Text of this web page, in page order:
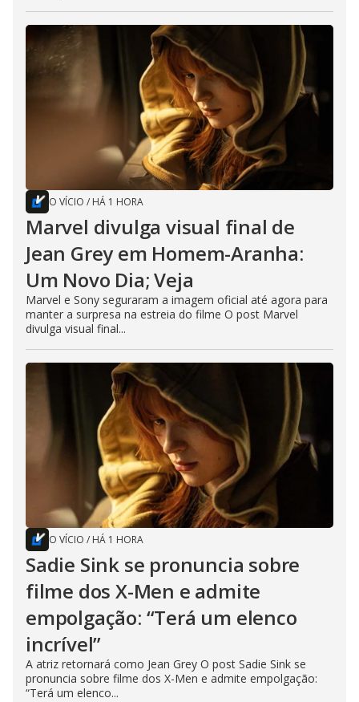
O VÍCIO / HÁ 1 HORA
Marvel divulga visual final de
Jean Grey em Homem-Aranha:
Um Novo Dia; Veja
Marvel e Sony seguraram a imagem oficial até agora para
manter a surpresa na estreia do filme O post Marvel
divulga visual final...
O VÍCIO / HÁ 1 HORA
Sadie Sink se pronuncia sobre
filme dos X-Men e admite
empolgação: “Terá um elenco
incrível”
A atriz retornará como Jean Grey O post Sadie Sink se
pronuncia sobre filme dos X-Men e admite empolgação:
“Terá um elenco...